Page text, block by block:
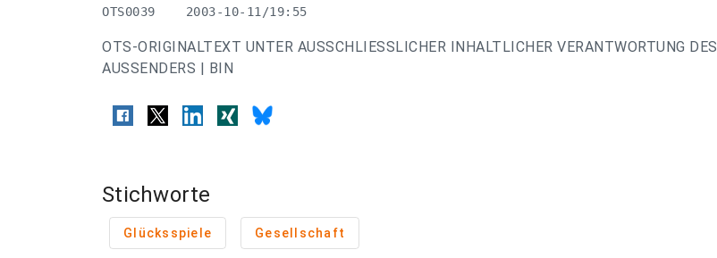
OTS0039    2003-10-11/19:55
OTS-ORIGINALTEXT UNTER AUSSCHLIESSLICHER INHALTLICHER VERANTWORTUNG DES
AUSSENDERS | BIN
Stichworte
Glücksspiele Gesellschaft